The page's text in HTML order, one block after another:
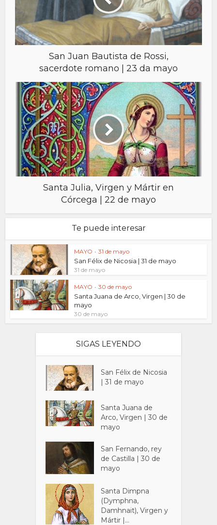
San Juan Bautista de Rossi,
sacerdote romano | 23 da mayo
Santa Julia, Virgen y Mártir en
Córcega | 22 de mayo
Te puede interesar
MAYO • 31 de mayo
San Félix de Nicosia | 31 de mayo
31 de mayo
MAYO • 30 de mayo
Santa Juana de Arco, Virgen | 30 de
mayo
30 de mayo
SIGAS LEYENDO
San Félix de Nicosia
| 31 de mayo
Santa Juana de
Arco, Virgen | 30 de
mayo
San Fernando, rey
de Castilla | 30 de
mayo
Santa Dimpna
(Dymphna,
Damhnait), Virgen y
Mártir |...